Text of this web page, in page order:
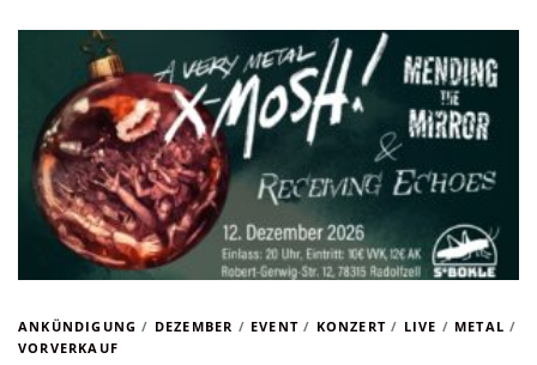
ANKÜNDIGUNG / DEZEMBER / EVENT / KONZERT / LIVE / METAL /
VORVERKAUF